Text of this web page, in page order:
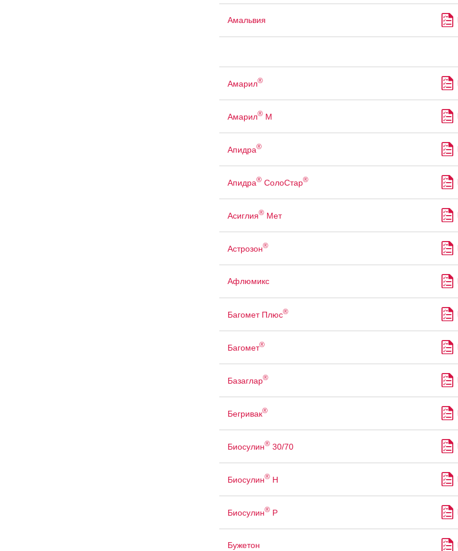
Амальвия
Амарил®
Амарил®М
Апидра®
Апидра®СолоСтар®
Асиглия®Мет
Астрозон®
Афлюмикс
Багомет Плюс®
Багомет®
Базаглар®
Бегривак®
Биосулин®30/70
Биосулин®Н
Биосулин®Р
Бужетон